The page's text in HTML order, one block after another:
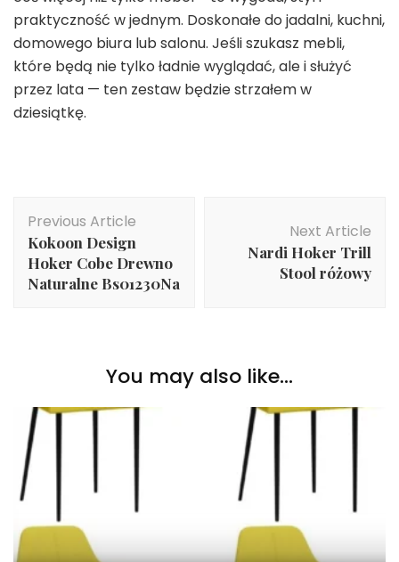
praktyczność w jednym. Doskonałe do jadalni, kuchni,
domowego biura lub salonu. Jeśli szukasz mebli,
które będą nie tylko ładnie wyglądać, ale i służyć
przez lata — ten zestaw będzie strzałem w
dziesiątkę.
Navigation
Previous Article
Kokoon Design
Hoker Cobe Drewno
Naturalne Bs01230Na
Next Article
Nardi Hoker Trill
Stool różowy
You may also like...